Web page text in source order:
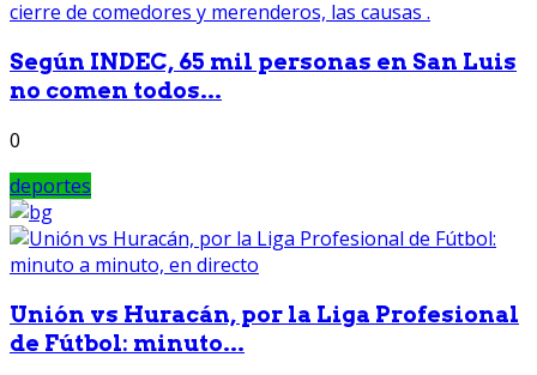
Según INDEC, 65 mil personas en San Luis
no comen todos...
0
deportes
Unión vs Huracán, por la Liga Profesional
de Fútbol: minuto...